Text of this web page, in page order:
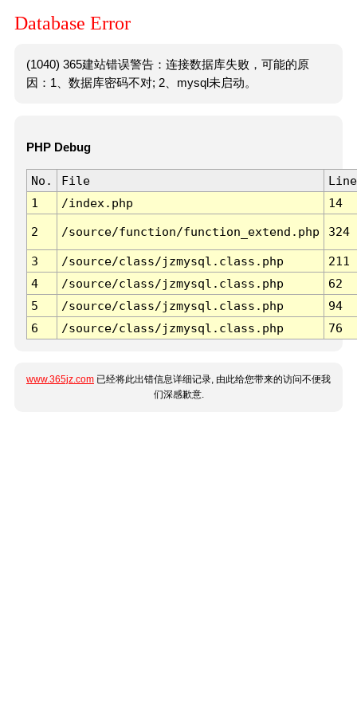
Database Error
(1040) 365建站错误警告：连接数据库失败，可能的原
因：1、数据库密码不对; 2、mysql未启动。
PHP Debug
No. File
Line
1
/index.php 14
2 /source/function/function_extend.php 324
3 /source/class/jzmysql.class.php
211
4
/source/class/jzmysql.class.php
62
5
/source/class/jzmysql.class.php
94
6
/source/class/jzmysql.class.php 76
www.365jz.com 已经将此出错信息详细记录, 由此给您带来的访问不便我
们深感歉意.